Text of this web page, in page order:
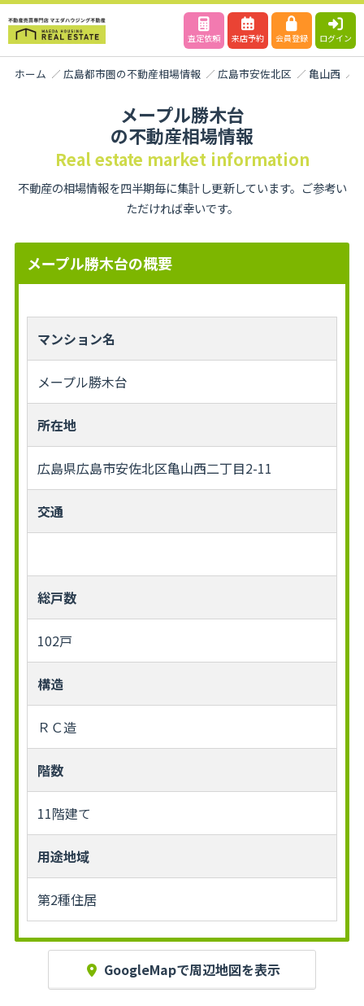
査定依頼 来店予約 会員登録 ログイン
ホーム 広島都市圏の不動産相場情報 広島市安佐北区 亀山西
メープル勝木台
の不動産相場情報
Real estate market information
不動産の相場情報を四半期毎に集計し更新しています。ご参考い
ただければ幸いです。
メープル勝木台の概要
マンション名
メープル勝木台
所在地
広島県広島市安佐北区亀山西二丁目2-11
交通
総戸数
102戸
構造
ＲＣ造
階数
11階建て
用途地域
第2種住居
GoogleMapで周辺地図を表示